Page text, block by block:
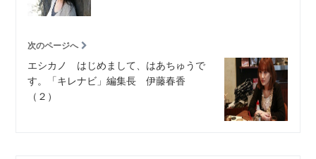
次のページへ
エシカノ はじめまして、はあちゅうで
す。「キレナビ」編集長 伊藤春香
（２）